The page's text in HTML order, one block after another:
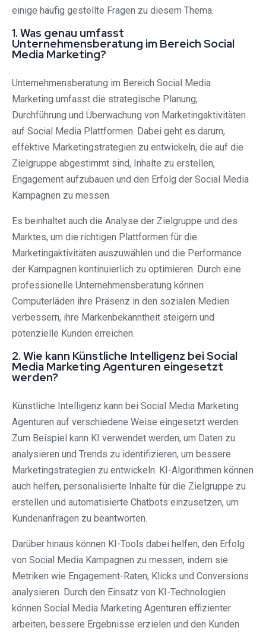
einige häufig gestellte Fragen zu diesem Thema.
1. Was genau umfasst
Unternehmensberatung im Bereich Social
Media Marketing?
Unternehmensberatung im Bereich Social Media
Marketing umfasst die strategische Planung,
Durchführung und Überwachung von Marketingaktivitäten
auf Social Media Plattformen. Dabei geht es darum,
effektive Marketingstrategien zu entwickeln, die auf die
Zielgruppe abgestimmt sind, Inhalte zu erstellen,
Engagement aufzubauen und den Erfolg der Social Media
Kampagnen zu messen.
Es beinhaltet auch die Analyse der Zielgruppe und des
Marktes, um die richtigen Plattformen für die
Marketingaktivitäten auszuwählen und die Performance
der Kampagnen kontinuierlich zu optimieren. Durch eine
professionelle Unternehmensberatung können
Computerläden ihre Präsenz in den sozialen Medien
verbessern, ihre Markenbekanntheit steigern und
potenzielle Kunden erreichen.
2. Wie kann Künstliche Intelligenz bei Social
Media Marketing Agenturen eingesetzt
werden?
Künstliche Intelligenz kann bei Social Media Marketing
Agenturen auf verschiedene Weise eingesetzt werden.
Zum Beispiel kann KI verwendet werden, um Daten zu
analysieren und Trends zu identifizieren, um bessere
Marketingstrategien zu entwickeln. KI-Algorithmen können
auch helfen, personalisierte Inhalte für die Zielgruppe zu
erstellen und automatisierte Chatbots einzusetzen, um
Kundenanfragen zu beantworten.
Darüber hinaus können KI-Tools dabei helfen, den Erfolg
von Social Media Kampagnen zu messen, indem sie
Metriken wie Engagement-Raten, Klicks und Conversions
analysieren. Durch den Einsatz von KI-Technologien
können Social Media Marketing Agenturen effizienter
arbeiten, bessere Ergebnisse erzielen und den Kunden